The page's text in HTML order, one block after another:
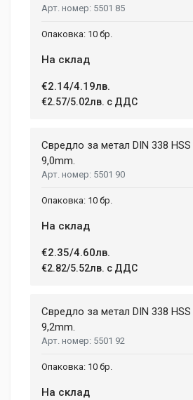
5501 85
10 бр.
На склад
€2.14/4.19лв.
€2.57/5.02лв. с ДДС
Свредло за метал DIN 338
9,0mm.
5501 90
10 бр.
На склад
€2.35/4.60лв.
€2.82/5.52лв. с ДДС
Свредло за метал DIN 338
9,2mm.
5501 92
10 бр.
На склад